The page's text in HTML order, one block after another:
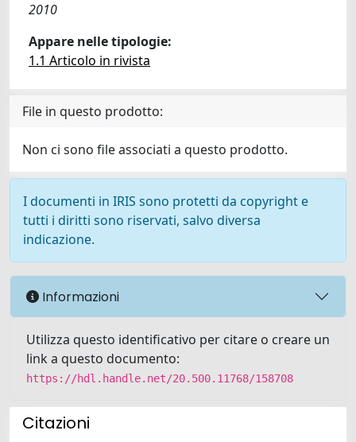
2010
Appare nelle tipologie:
1.1 Articolo in rivista
File in questo prodotto:
Non ci sono file associati a questo prodotto.
I documenti in IRIS sono protetti da copyright e
tutti i diritti sono riservati, salvo diversa
indicazione.
Informazioni
Utilizza questo identificativo per citare o creare un
link a questo documento:
https://hdl.handle.net/20.500.11768/158708
Citazioni